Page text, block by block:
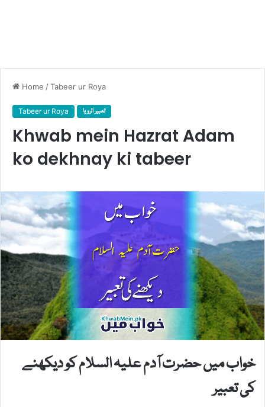
Home /Tabeer ur Roya
Tabeer ur Roya تعبیر الرویا
Khwab mein Hazrat Adam
ko dekhnay ki tabeer
خواب میں حضرت آدم علیہ السلام کو دیکھنے
کی تعبیر